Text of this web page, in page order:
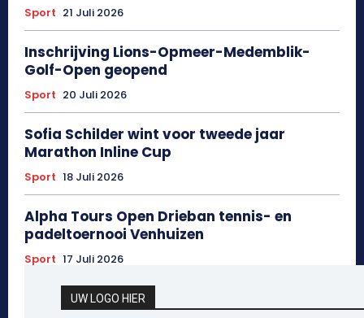
Sport 21 Juli 2026
Inschrijving Lions-Opmeer-Medemblik-
Golf-Open geopend
Sport 20 Juli 2026
Sofia Schilder wint voor tweede jaar
Marathon Inline Cup
Sport 18 Juli 2026
Alpha Tours Open Drieban tennis- en
padeltoernooi Venhuizen
Sport 17 Juli 2026
UW LOGO HIER